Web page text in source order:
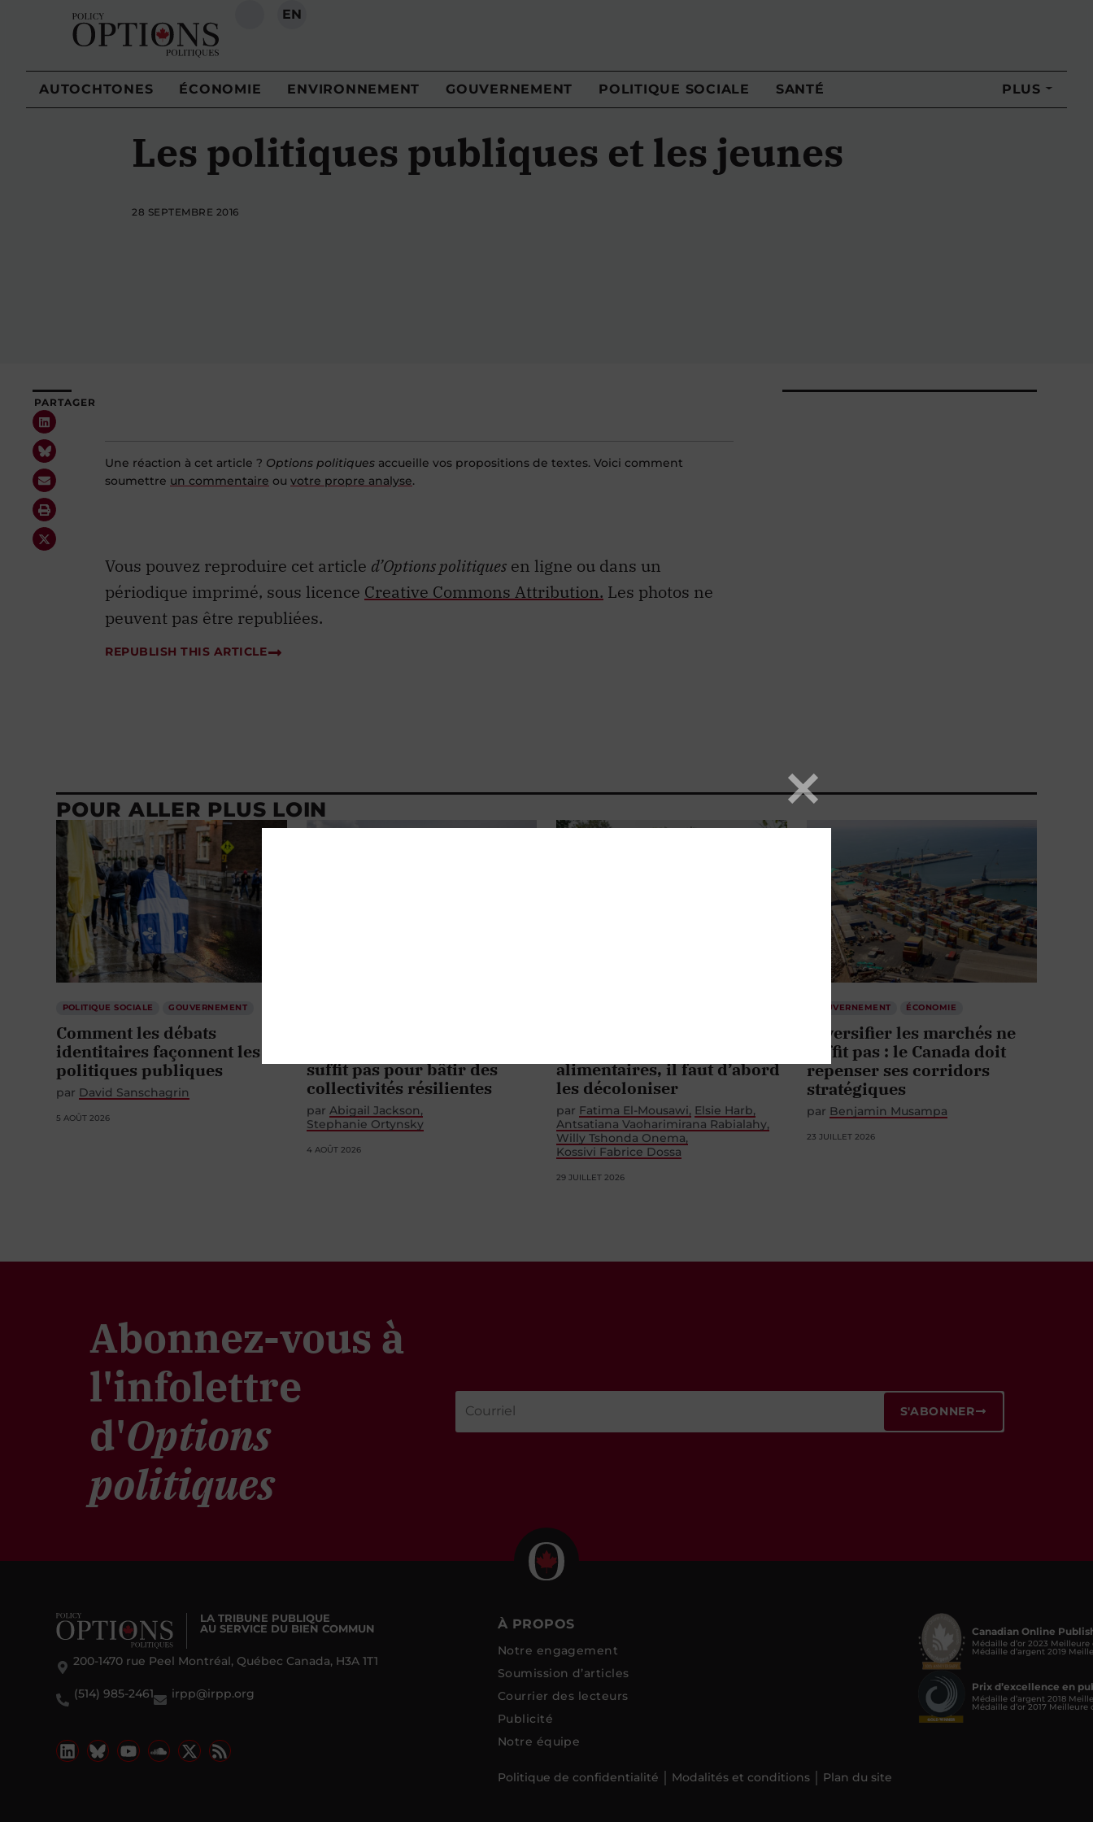
RECHERCHE
EN
AUTOCHTONES ÉCONOMIE ENVIRONNEMENT GOUVERNEMENT POLITIQUE SOCIALE SANTÉ PLUS
Les politiques publiques et les jeunes
28 SEPTEMBRE 2016
PARTAGER
Une réaction à cet article ? Options politiques accueille vos propositions de textes. Voici comment
soumettre un commentaire ou votre propre analyse.
Vous pouvez reproduire cet article d’Options politiques en ligne ou dans un
périodique imprimé, sous licence Creative Commons Attribution. Les photos ne
peuvent pas être republiées.
REPUBLISH THIS ARTICLE
POUR ALLER PLUS LOIN
POLITIQUE SOCIALE GOUVERNEMENT
Comment les débats
identitaires façonnent les
politiques publiques
par David Sanschagrin
5 AOÛT 2026
suffit pas pour bâtir des
collectivités résilientes
par Abigail Jackson
Stephanie Ortynsky
4 AOÛT 2026
alimentaires, il faut d’abord
les décoloniser
par Fatima El-Mousawi Elsie Harb
Antsatiana Vaoharimirana Rabialahy
Willy Tshonda Onema
Kossivi Fabrice Dossa
29 JUILLET 2026
GOUVERNEMENT ÉCONOMIE
Diversifier les marchés ne
suffit pas : le Canada doit
repenser ses corridors
stratégiques
par Benjamin Musampa
23 JUILLET 2026
Abonnez-vous à
l'infolettre
d'Options
politiques
S'ABONNER
LA TRIBUNE PUBLIQUE
AU SERVICE DU BIEN COMMUN
200-1470 rue Peel Montréal, Québec Canada, H3A 1T1
(514) 985-2461 irpp@irpp.org
À PROPOS
Notre engagement
Soumission d’articles
Courrier des lecteurs
Publicité
Notre équipe
Politique de confidentialité Modalités et conditions Plan du site
Canadian Online
Médaille d’or 2023
Médaille d’argent 2019
Prix d’excellence en
Médaille d’argent 2018
Médaille d’or 2017 Meilleure